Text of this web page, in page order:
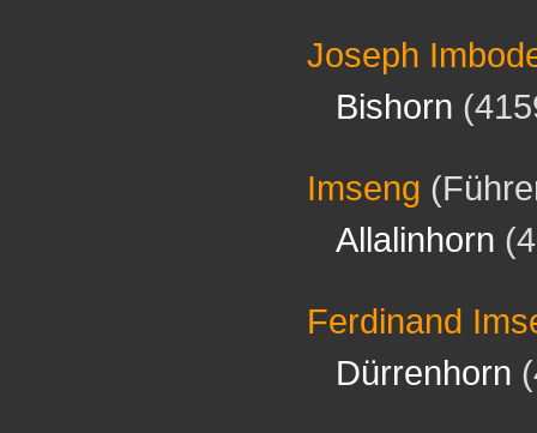
Joseph
Bishorn
Imseng
Allalinhorn
Ferdinand
Dürrenhorn